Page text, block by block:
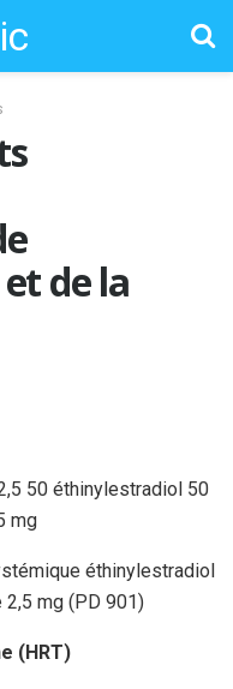
de la
éthinylestradiol
mg (PD 901)
(HRT)